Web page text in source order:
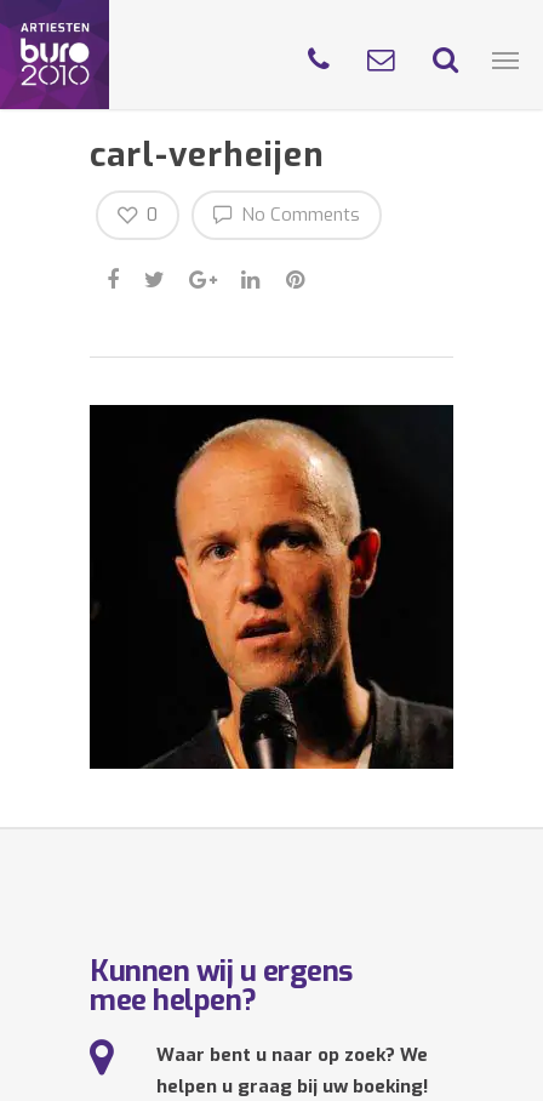
carl-verheijen
No Comments
0
Kunnen wij u ergens
mee helpen?
Waar bent u naar op zoek? We
helpen u graag bij uw boeking!